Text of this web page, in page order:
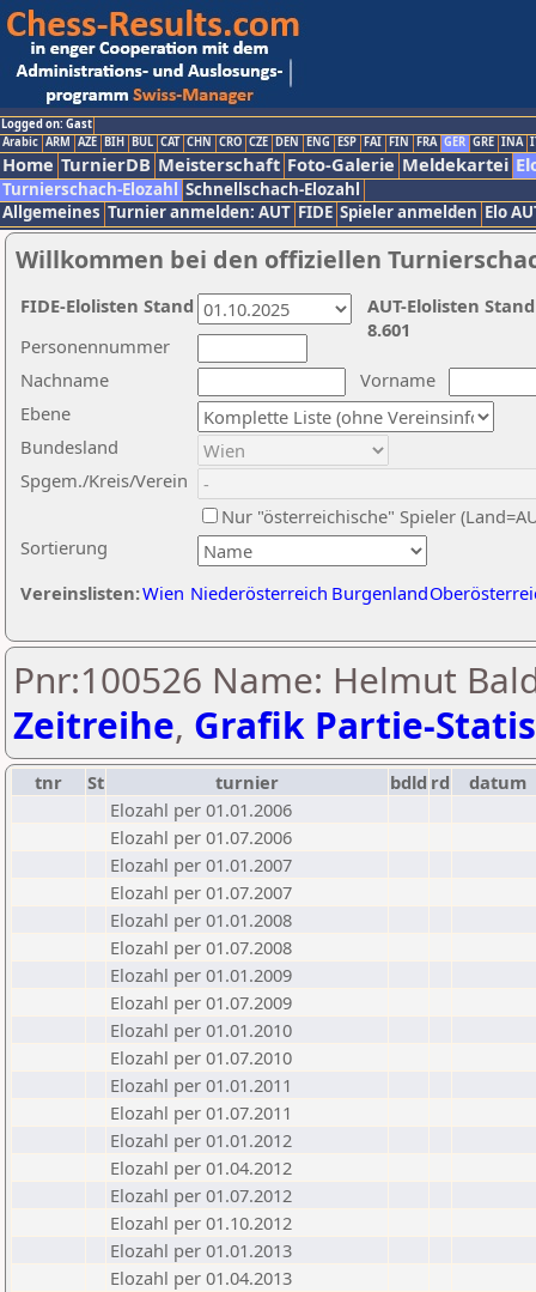
Logged on: Gast
Arabic ARM AZE BIH BUL CAT CHN CRO CZE DEN ENG ESP FAI FIN FRA GER GRE INA
Home TurnierDB Meisterschaft Foto-Galerie Meldekartei
Turnierschach-Elozahl Schnellschach-Elozahl
Allgemeines Turnier anmelden: AUT FIDE Spieler anmelden Elo
Willkommen bei den offiziellen
Nachname
Vorname
Ebene
Sortierung
Personennummer
Bundesland
Spgem./Kreis/Verein
Nur "österreichische" Spieler
Vereinslisten:Wien Niederösterreich Burgenland
AUT-Elolisten
8.601
FIDE-Elolisten Stand
Pnr:100526 Name: Helmut
Zeitreihe, Grafik Partie-
tnr St turnier bdld rd
datum
Elozahl per 01.01.2006
Elozahl per 01.07.2006
Elozahl per 01.01.2007
Elozahl per 01.07.2007
Elozahl per 01.01.2008
Elozahl per 01.07.2008
Elozahl per 01.01.2009
Elozahl per 01.07.2009
Elozahl per 01.01.2010
Elozahl per 01.07.2010
Elozahl per 01.01.2011
Elozahl per 01.07.2011
Elozahl per 01.01.2012
Elozahl per 01.04.2012
Elozahl per 01.07.2012
Elozahl per 01.10.2012
Elozahl per 01.01.2013
Elozahl per 01.04.2013